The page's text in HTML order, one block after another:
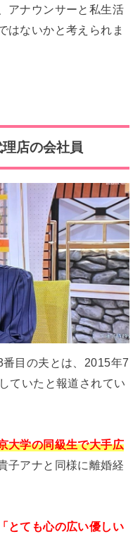
アナウンサーと私生活
はないかと考えられま
店の会社員
目の夫とは、2015年7
ていたと報道されてい
大学の同級生で大手広
子アナと同様に離婚経
「とても心の広い優しい